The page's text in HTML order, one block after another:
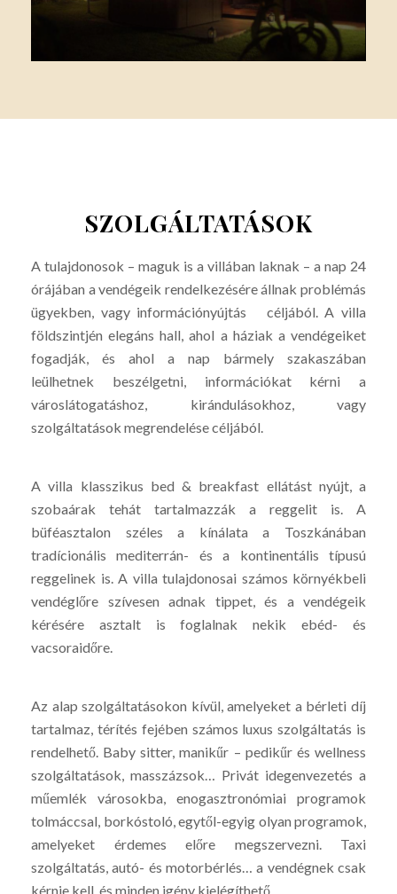
SZOLGÁLTATÁSOK
A tulajdonosok – maguk is a villában laknak – a nap 24
órájában a vendégeik rendelkezésére állnak problémás
ügyekben, vagy információnyújtás céljából. A villa
földszintjén elegáns hall, ahol a háziak a vendégeiket
fogadják, és ahol a nap bármely szakaszában
leülhetnek beszélgetni, információkat kérni a
városlátogatáshoz, kirándulásokhoz, vagy
szolgáltatások megrendelése céljából.
A villa klasszikus bed & breakfast ellátást nyújt, a
szobaárak tehát tartalmazzák a reggelit is. A
büféasztalon széles a kínálata a Toszkánában
tradícionális mediterrán- és a kontinentális típusú
reggelinek is. A villa tulajdonosai számos környékbeli
vendéglőre szívesen adnak tippet, és a vendégeik
kérésére asztalt is foglalnak nekik ebéd- és
vacsoraidőre.
Az alap szolgáltatásokon kívül, amelyeket a bérleti díj
tartalmaz, térítés fejében számos luxus szolgáltatás is
rendelhető. Baby sitter, manikűr – pedikűr és wellness
szolgáltatások, masszázsok… Privát idegenvezetés a
műemlék városokba, enogasztronómiai programok
tolmáccsal, borkóstoló, egytől-egyig olyan programok,
amelyeket érdemes előre megszervezni. Taxi
szolgáltatás, autó- és motorbérlés… a vendégnek csak
kérnie kell, és minden igény kielégíthető.